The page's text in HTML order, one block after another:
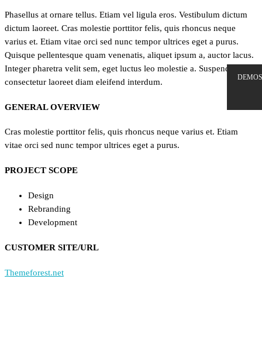
Phasellus at ornare tellus. Etiam vel ligula eros. Vestibulum dictum
dictum laoreet. Cras molestie porttitor felis, quis rhoncus neque
varius et. Etiam vitae orci sed nunc tempor ultrices eget a purus.
Quisque pellentesque quam venenatis, aliquet ipsum a, auctor lacus.
Integer pharetra velit sem, eget luctus leo molestie a. Suspendisse
consectetur laoreet diam eleifend interdum.
GENERAL OVERVIEW
Cras molestie porttitor felis, quis rhoncus neque varius et. Etiam
vitae orci sed nunc tempor ultrices eget a purus.
PROJECT SCOPE
Design
Rebranding
Development
CUSTOMER SITE/URL
Themeforest.net
DEMOS